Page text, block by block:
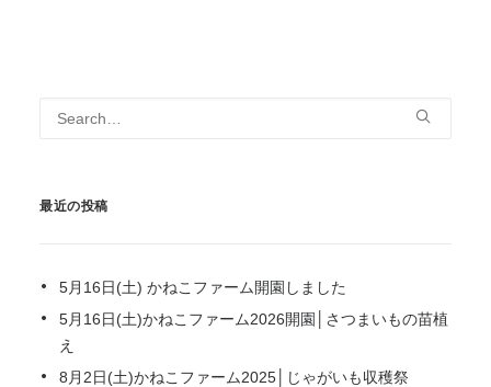
最近の投稿
5月16日(土) かねこファーム開園しました
5月16日(土)かねこファーム2026開園│さつまいもの苗植
え
8月2日(土)かねこファーム2025│じゃがいも収穫祭